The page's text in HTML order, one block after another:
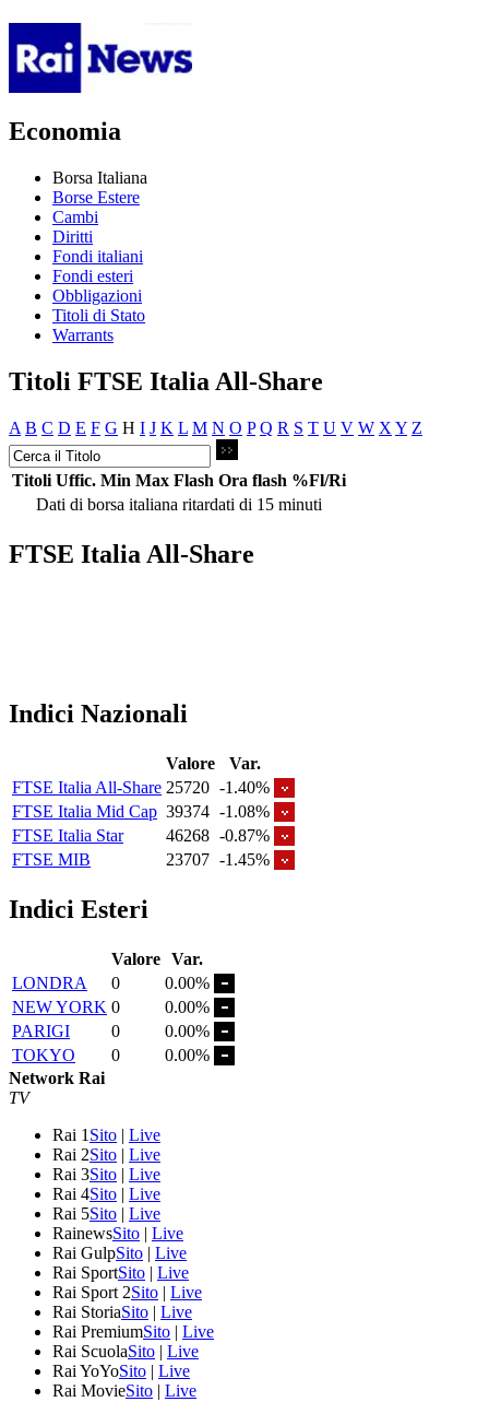
Economia
Borsa Italiana
Borse Estere
Cambi
Diritti
Fondi italiani
Fondi esteri
Obbligazioni
Titoli di Stato
Warrants
Titoli FTSE Italia All-Share
A B C D E F G H I J K L M N O P Q R S T U V W X Y Z
Titoli Uffic. Min Max Flash Ora flash %Fl/Ri
Dati di borsa italiana ritardati di 15 minuti
FTSE Italia All-Share
Indici Nazionali
Valore
Var.
FTSE Italia All-Share 25720 -1.40%
FTSE Italia Mid Cap 39374 -1.08%
FTSE Italia Star
46268 -0.87%
FTSE MIB
23707 -1.45%
Indici Esteri
Valore Var.
LONDRA
0
0.00%
NEW YORK 0
0.00%
PARIGI
0
0.00%
TOKYO
0
0.00%
Network Rai
TV
Rai 1 Sito | Live
Rai 2Sito | Live
Rai 3Sito | Live
Rai 4Sito | Live
Rai 5Sito | Live
RainewsSito | Live
Rai GulpSito | Live
Rai SportSito | Live
Rai Sport 2Sito | Live
Rai StoriaSito | Live
Rai PremiumSito | Live
Rai ScuolaSito | Live
Rai YoYoSito | Live
Rai MovieSito | Live